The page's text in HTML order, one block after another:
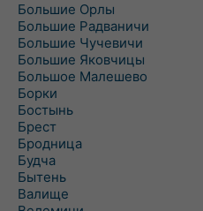
Большие Орлы
Большие Радваничи
Большие Чучевичи
Большие Яковчицы
Большое Малешево
Борки
Бостынь
Брест
Бродница
Будча
Бытень
Валище